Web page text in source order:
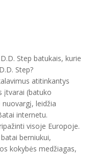
Step batukais, kurie
Step?
atitinkantys
įtvarai (batuko
leidžia
internetu.
visoje Europoje.
berniukui,
kokybės medžiagas,